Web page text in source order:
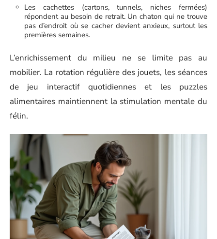
Les cachettes (cartons, tunnels, niches fermées)
répondent au besoin de retrait. Un chaton qui ne trouve
pas d’endroit où se cacher devient anxieux, surtout les
premières semaines.
L’enrichissement du milieu ne se limite pas au
mobilier. La rotation régulière des jouets, les séances
de jeu interactif quotidiennes et les puzzles
alimentaires maintiennent la stimulation mentale du
félin.